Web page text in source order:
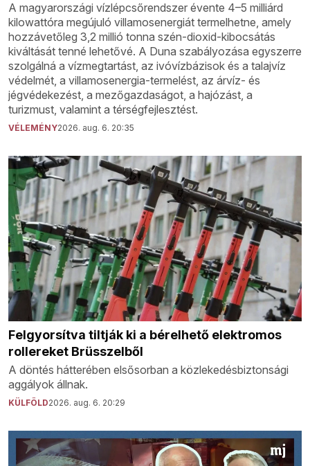
A magyarországi vízlépcsőrendszer évente 4–5 milliárd
kilowattóra megújuló villamosenergiát termelhetne, amely
hozzávetőleg 3,2 millió tonna szén-dioxid-kibocsátás
kiváltását tenné lehetővé. A Duna szabályozása egyszerre
szolgálná a vízmegtartást, az ivóvízbázisok és a talajvíz
védelmét, a villamosenergia-termelést, az árvíz- és
jégvédekezést, a mezőgazdaságot, a hajózást, a
turizmust, valamint a térségfejlesztést.
VÉLEMÉNY2026. aug. 6. 20:35
Felgyorsítva tiltják ki a bérelhető elektromos
rollereket Brüsszelből
A döntés hátterében elsősorban a közlekedésbiztonsági
aggályok állnak.
KÜLFÖLD2026. aug. 6. 20:29